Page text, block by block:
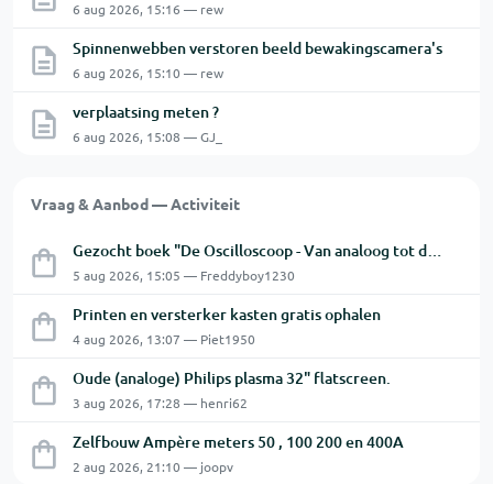
6 aug 2026, 15:16 — rew
Spinnenwebben verstoren beeld bewakingscamera's
6 aug 2026, 15:10 — rew
verplaatsing meten ?
6 aug 2026, 15:08 — GJ_
Vraag & Aanbod — Activiteit
Gezocht boek "De Oscilloscoop - Van analoog tot digitaal"
5 aug 2026, 15:05 — Freddyboy1230
Printen en versterker kasten gratis ophalen
4 aug 2026, 13:07 — Piet1950
Oude (analoge) Philips plasma 32" flatscreen.
3 aug 2026, 17:28 — henri62
Zelfbouw Ampère meters 50 , 100 200 en 400A
2 aug 2026, 21:10 — joopv